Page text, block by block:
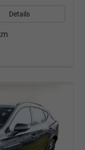
Details